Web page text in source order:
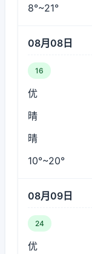
8°~21°
08月08日
16
优
晴
晴
10°~20°
08月09日
24
优